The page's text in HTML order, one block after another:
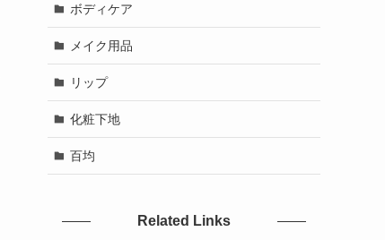
ボディケア
メイク用品
リップ
化粧下地
百均
Related Links